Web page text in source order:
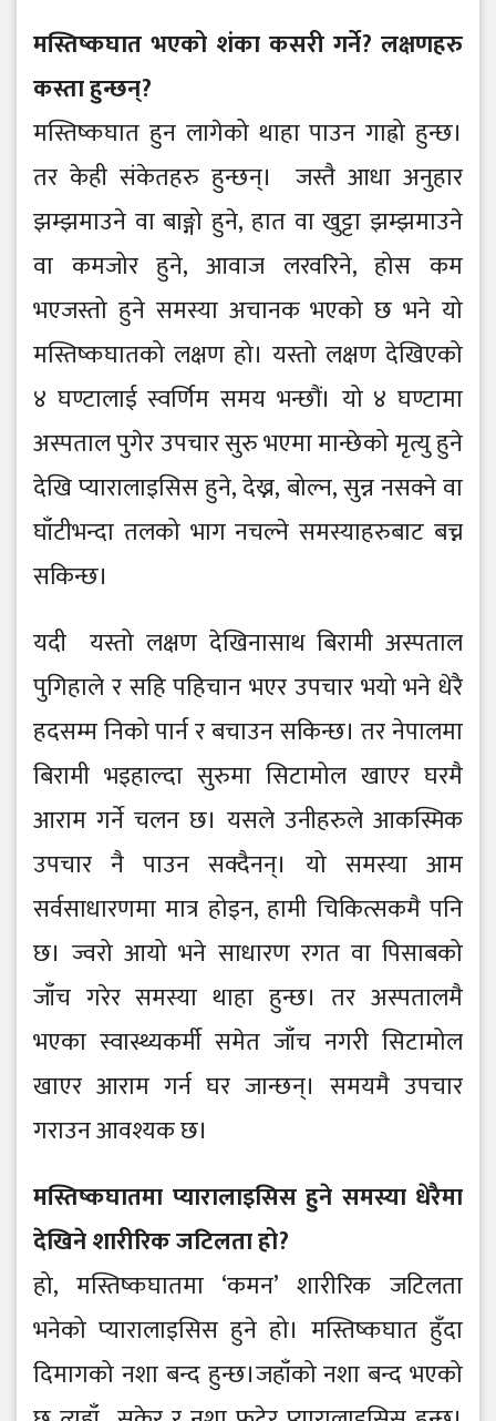
मस्तिष्कघात भएको शंका कसरी गर्ने? लक्षणहरु
कस्ता हुन्छन्?
मस्तिष्कघात हुन लागेको थाहा पाउन गाह्रो हुन्छ।
तर केही संकेतहरु हुन्छन्। जस्तै आधा अनुहार
झम्झमाउने वा बाङ्गो हुने, हात वा खुट्टा झम्झमाउने
वा कमजोर हुने, आवाज लरवरिने, होस कम
भएजस्तो हुने समस्या अचानक भएको छ भने यो
मस्तिष्कघातको लक्षण हो। यस्तो लक्षण देखिएको
४ घण्टालाई स्वर्णिम समय भन्छौं। यो ४ घण्टामा
अस्पताल पुगेर उपचार सुरु भएमा मान्छेको मृत्यु हुने
देखि प्यारालाइसिस हुने, देख्न, बोल्न, सुन्न नसक्ने वा
घाँटीभन्दा तलको भाग नचल्ने समस्याहरुबाट बच्न
सकिन्छ।
यदी यस्तो लक्षण देखिनासाथ बिरामी अस्पताल
पुगिहाले र सहि पहिचान भएर उपचार भयो भने धेरै
हदसम्म निको पार्न र बचाउन सकिन्छ। तर नेपालमा
बिरामी भइहाल्दा सुरुमा सिटामोल खाएर घरमै
आराम गर्ने चलन छ। यसले उनीहरुले आकस्मिक
उपचार नै पाउन सक्दैनन्। यो समस्या आम
सर्वसाधारणमा मात्र होइन, हामी चिकित्सकमै पनि
छ। ज्वरो आयो भने साधारण रगत वा पिसाबको
जाँच गरेर समस्या थाहा हुन्छ। तर अस्पतालमै
भएका स्वास्थ्यकर्मी समेत जाँच नगरी सिटामोल
खाएर आराम गर्न घर जान्छन्। समयमै उपचार
गराउन आवश्यक छ।
मस्तिष्कघातमा प्यारालाइसिस हुने समस्या धेरैमा
देखिने शारीरिक जटिलता हो?
हो, मस्तिष्कघातमा ‘कमन’ शारीरिक जटिलता
भनेको प्यारालाइसिस हुने हो। मस्तिष्कघात हुँदा
दिमागको नशा बन्द हुन्छ।जहाँको नशा बन्द भएको